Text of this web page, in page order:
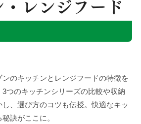
のキッチンとレンジフードの特徴を
つのキッチンシリーズの比較や収納
、選び方のコツも伝授。快適なキッ
訣がここに。